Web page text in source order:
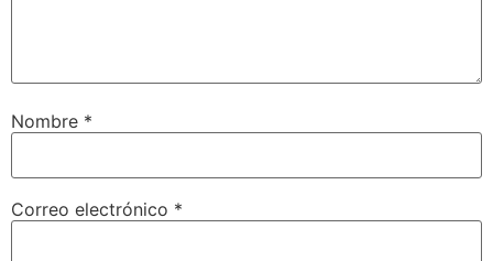
Nombre *
Correo electrónico *